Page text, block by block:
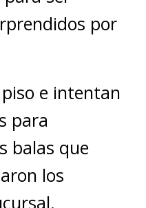
por
e intentan
para
balas que
los